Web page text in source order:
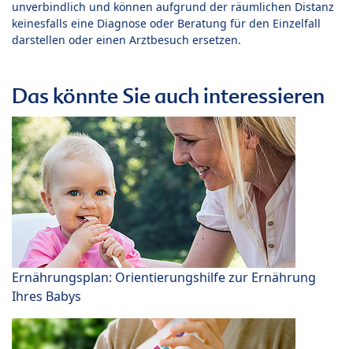
unverbindlich und können aufgrund der räumlichen Distanz
keinesfalls eine Diagnose oder Beratung für den Einzelfall
darstellen oder einen Arztbesuch ersetzen.
Das könnte Sie auch interessieren
Ernährungsplan: Orientierungshilfe zur Ernährung
Ihres Babys